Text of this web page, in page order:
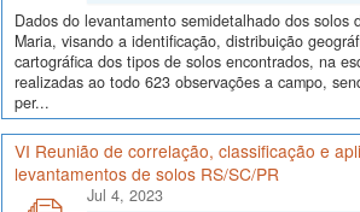
Dados do levantamento semidetalhado dos solos
Maria, visando a identificação, distribuição
cartográfica dos tipos de solos encontrados, na
realizadas ao todo 623 observações a campo,
per...
VI Reunião de correlação, classificação e
levantamentos de solos RS/SC/PR
Jul 4, 2023